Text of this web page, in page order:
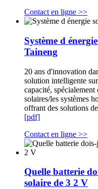
Contact en ligne >>
Système d
Taineng
20 ans d'innovation
solution intelligente
capacité,
solaires/les systèmes
offrant des solutions
[pdf]
Contact en ligne >>
Quelle batterie
solaire de 3 2 V